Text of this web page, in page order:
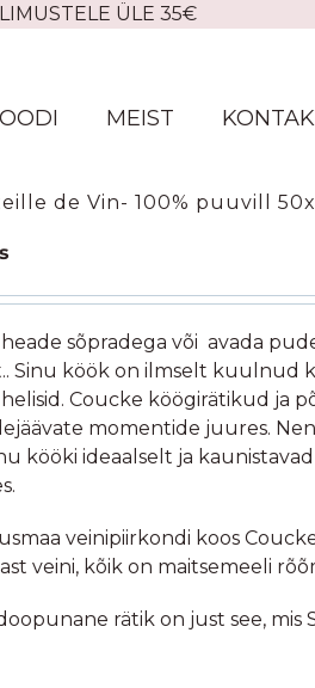
ÜLE 35€
MEIST
de Vin- 100% puuvill
sõpradega või avada
Sinu köök on ilmselt kuulnud
Coucke köögirätikud ja
momentide juures.
kööki ideaalselt ja
veinipiirkondi koos
veini, kõik on maitsemeeli
rätik on just see, mis